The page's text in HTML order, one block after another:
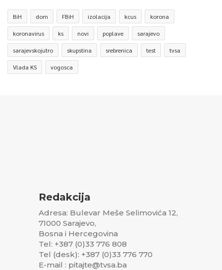
BiH dom FBiH izolacija kcus korona
koronavirus ks novi poplave sarajevo
sarajevskojutro skupstina srebrenica test tvsa
Vlada KS vogosca
Redakcija
Adresa: Bulevar Meše Selimovića 12,
71000 Sarajevo,
Bosna i Hercegovina
Tel: +387 (0)33 776 808
Tel (desk): +387 (0)33 776 770
E-mail : pitajte@tvsa.ba